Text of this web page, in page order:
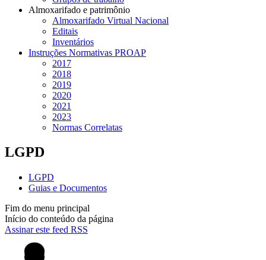
Almoxarifado e patrimônio
Almoxarifado Virtual Nacional
Editais
Inventários
Instruções Normativas PROAP
2017
2018
2019
2020
2021
2023
Normas Correlatas
LGPD
LGPD
Guias e Documentos
Fim do menu principal
Início do conteúdo da página
Assinar este feed RSS